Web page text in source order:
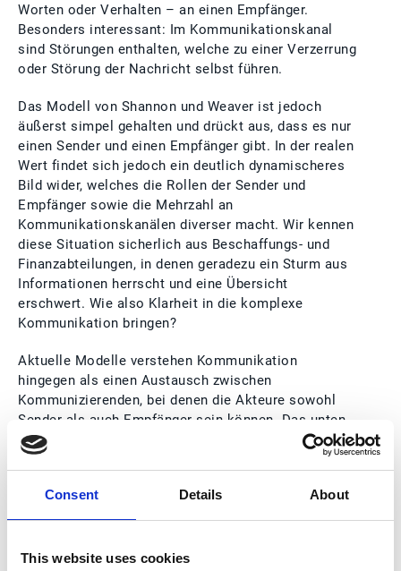
Consent Details About
This website uses cookies
Worten oder Verhalten – an einen Empfänger.
Besonders interessant: Im Kommunikationskanal
sind Störungen enthalten, welche zu einer Verzerrung
oder Störung der Nachricht selbst führen.
Das Modell von Shannon und Weaver ist jedoch
äußerst simpel gehalten und drückt aus, dass es nur
einen Sender und einen Empfänger gibt. In der realen
Wert findet sich jedoch ein deutlich dynamischeres
Bild wider, welches die Rollen der Sender und
Empfänger sowie die Mehrzahl an
Kommunikationskanälen diverser macht. Wir kennen
diese Situation sicherlich aus Beschaffungs- und
Finanzabteilungen, in denen geradezu ein Sturm aus
Informationen herrscht und eine Übersicht
erschwert. Wie also Klarheit in die komplexe
Kommunikation bringen?
Aktuelle Modelle verstehen Kommunikation
hingegen als einen Austausch zwischen
Kommunizierenden, bei denen die Akteure sowohl
Sender als auch Empfänger sein können. Das unten
stehende Modell von West und Turner (2007) erklärt
anschaulich, dass sich Störungen im gesamten
Umwelt der Kommunizierenden eine entscheidende
Rolle spielt .